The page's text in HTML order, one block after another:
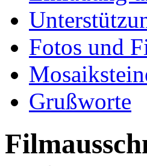
Fotos und
Grußworte